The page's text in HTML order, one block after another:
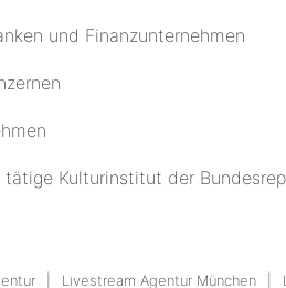
und Finanzunternehmen
Kulturinstitut der
Livestream Agentur München